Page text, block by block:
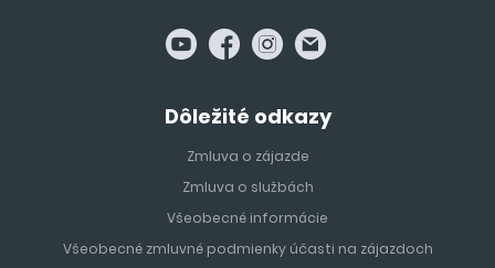
Dôležité odkazy
Zmluva o zájazde
Zmluva o službách
Všeobecné informácie
Všeobecné zmluvné podmienky účasti na zájazdoch